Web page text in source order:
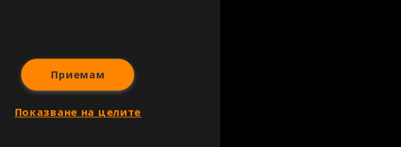
Приемам
Показване на целите